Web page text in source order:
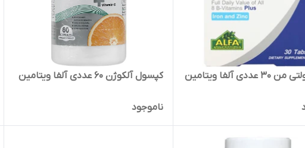
آلفا ویتامین کپسول آلکوژن 60 عددی آلفا ویتامین
ناموجود